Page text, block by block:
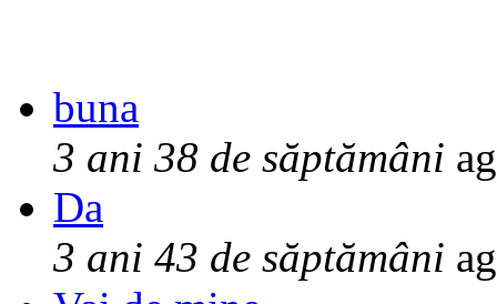
buna
3 ani 38 de săptămâni
Da
3 ani 43 de săptămâni